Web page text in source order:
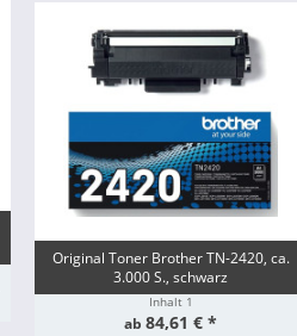
Original Toner Brother TN-2420, ca.
3.000 S., schwarz
Inhalt 1
ab 84,61 € *